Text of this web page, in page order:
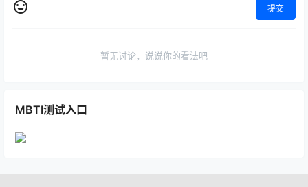
提交
暂无讨论，说说你的看法吧
MBTI测试入口